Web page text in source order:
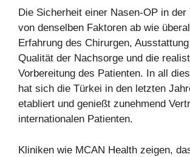
Die Sicherheit einer Nasen-OP in der
von denselben Faktoren ab wie
Erfahrung des Chirurgen,
Qualität der Nachsorge und die
Vorbereitung des Patienten. In all
hat sich die Türkei in den letzten
etabliert und genießt zunehmend
internationalen Patienten.
Kliniken wie MCAN Health zeigen,